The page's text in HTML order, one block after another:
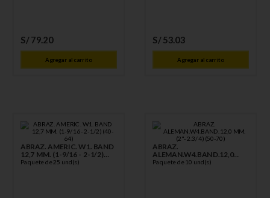
S/ 79.20
Agregar al carrito
S/53.03
Agregar al carrito
ABRAZ. AMERIC. W1. BAND
12,7 MM. (1-9/16 - 2-1/2)
(40-64)
Paquete de 25 und(s)
ABRAZ.
ALEMAN.W4.BAND.12,0
MM.(2"- 2.3/4) (50-70)
Paquete de 10 und(s)